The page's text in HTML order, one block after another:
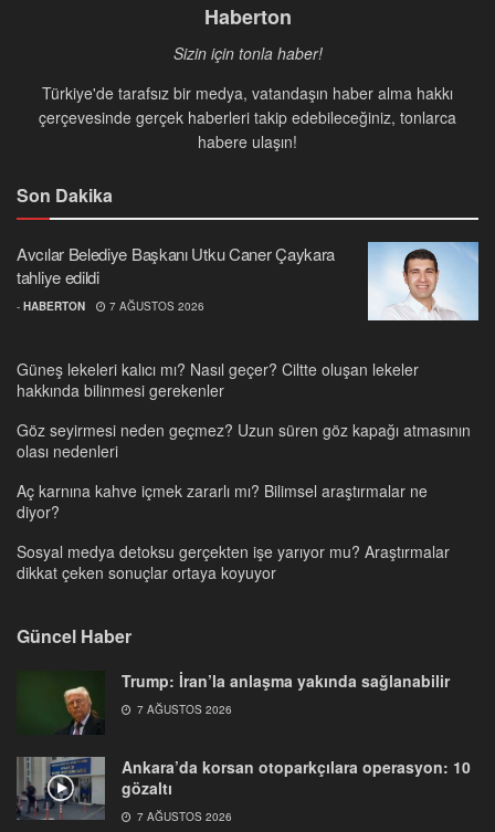
Haberton
Sizin için tonla haber!
Türkiye'de tarafsız bir medya, vatandaşın haber alma hakkı
çerçevesinde gerçek haberleri takip edebileceğiniz, tonlarca
habere ulaşın!
Son Dakika
Avcılar Belediye Başkanı Utku Caner Çaykara
tahliye edildi
- HABERTON 7 AĞUSTOS 2026
Güneş lekeleri kalıcı mı? Nasıl geçer? Ciltte oluşan lekeler
hakkında bilinmesi gerekenler
Göz seyirmesi neden geçmez? Uzun süren göz kapağı atmasının
olası nedenleri
Aç karnına kahve içmek zararlı mı? Bilimsel araştırmalar ne
diyor?
Sosyal medya detoksu gerçekten işe yarıyor mu? Araştırmalar
dikkat çeken sonuçlar ortaya koyuyor
Güncel Haber
Trump: İran’la anlaşma yakında sağlanabilir
7 AĞUSTOS 2026
Ankara’da korsan otoparkçılara operasyon: 10
gözaltı
7 AĞUSTOS 2026